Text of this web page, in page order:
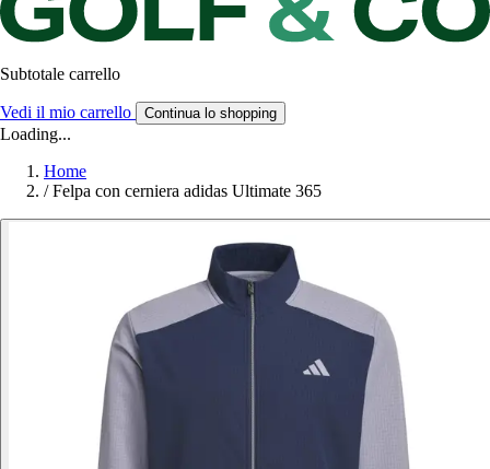
Subtotale carrello
Vedi il mio carrello Continua lo shopping
Loading...
Home
/ Felpa con cerniera adidas Ultimate 365